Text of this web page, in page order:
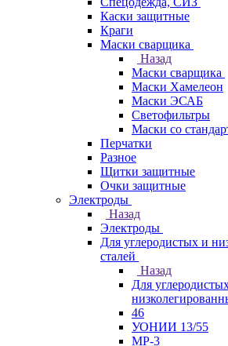
Каски защитные
Краги
Маски сварщика
Назад
Маски сварщика
Маски Хамелеон
Маски ЭСАБ
Светофильтры
Маски со
Перчатки
Разное
Щитки защитные
Очки защитные
Электроды
Назад
Электроды
Для углеродистых и
сталей
Назад
Для
46
УОНИИ 13/55
МР-3